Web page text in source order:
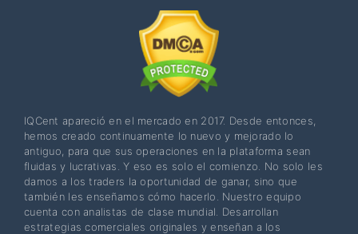
IQCent apareció en el mercado en 2017. Desde entonces,
hemos creado continuamente lo nuevo y mejorado lo
antiguo, para que sus operaciones en la plataforma sean
fluidas y lucrativas. Y eso es solo el comienzo. No solo les
damos a los traders la oportunidad de ganar, sino que
también les enseñamos cómo hacerlo. Nuestro equipo
cuenta con analistas de clase mundial. Desarrollan
estrategias comerciales originales y enseñan a los